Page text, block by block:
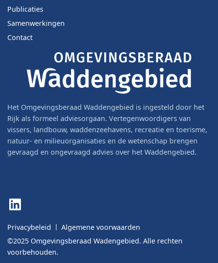
Publicaties
Samenwerkingen
Contact
Het Omgevingsberaad Waddengebied is ingesteld door het
Rijk als formeel adviesorgaan. Vertegenwoordigers van
vissers, landbouw, waddenzeehavens, recreatie en toerisme,
natuur- en milieuorganisaties en de wetenschap brengen
gevraagd en ongevraagd advies over het Waddengebied.
LinkedIn
Privacybeleid
Algemene voorwaarden
©2025 Omgevingsberaad Wadengebied. Alle rechten
voorbehouden.